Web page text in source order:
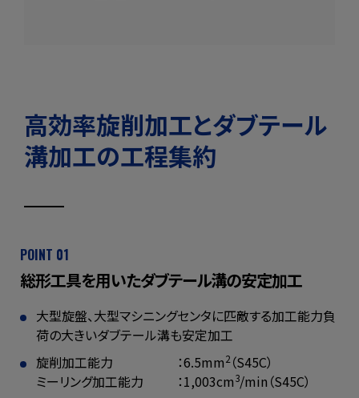
高効率旋削加工とダブテール
溝加工の工程集約
POINT 01
総形工具を用いたダブテール溝の安定加工
大型旋盤、大型マシニングセンタに匹敵する加工能力負
荷の大きいダブテール溝も安定加工
旋削加工能力
：6.5mm2（S45C）
ミーリング加工能力
：1,003cm3/min（S45C）